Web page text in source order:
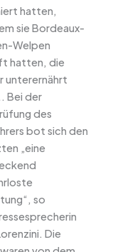
hatten,
sie Bordeaux-
Welpen
hatten, die
unterernährt
Bei der
des
bot sich den
„eine
so
Die